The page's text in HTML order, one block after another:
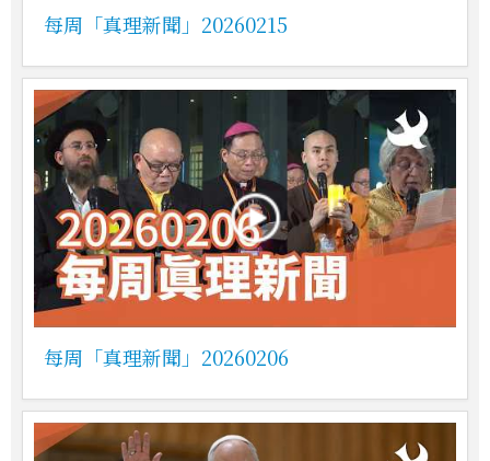
每周「真理新聞」20260215
每周「真理新聞」20260206